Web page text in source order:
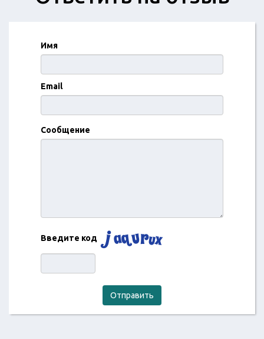
Имя
Email
Сообщение
Введите код
Отправить